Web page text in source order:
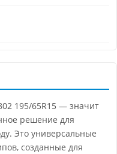
195/65R15 — значит
решение для
Это универсальные
созданные для